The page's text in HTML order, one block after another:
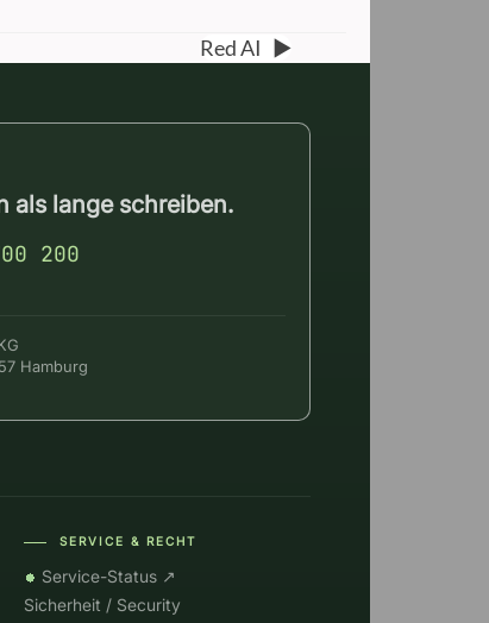
Red AI ▶
als lange schreiben.
200
Hamburg
―― SERVICE & RECHT
Service-Status ↗
Sicherheit / Security